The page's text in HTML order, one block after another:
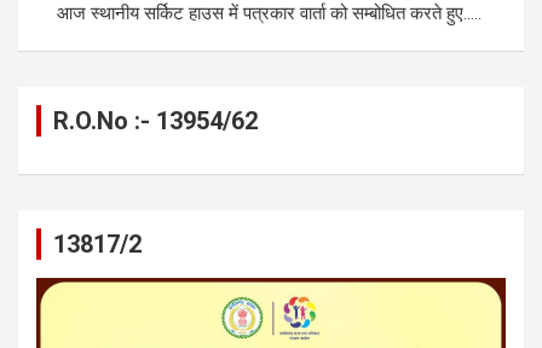
आज स्थानीय सर्किट हाउस में पत्रकार वार्ता को सम्बोधित करते हुए…..
R.O.No :- 13954/62
13817/2